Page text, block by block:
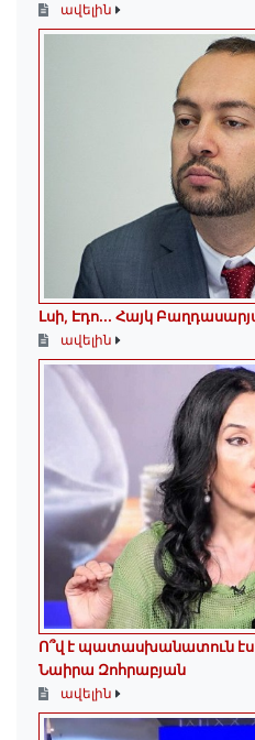
ավելին
Լսի, Էդո․․․ Հայկ
ավելին
Ո՞վ է պատասխանատուն էս
Նաիրա Զոհրաբյան
ավելին